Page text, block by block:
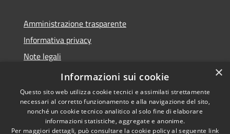
Amministrazione trasparente
Informativa privacy
Note legali
Dichiarazione di accessibilità
Copyright © 2026 • Comune di
×
Informazioni sui cookie
Questo sito web utilizza cookie tecnici e assimilati strettamente
necessari al corretto funzionamento e alla navigazione del sito,
nonché un cookie tecnico analitico al solo fine di elaborare
informazioni statistiche, aggregate e anonime.
Per maggiori dettagli, può consultare la cookie policy al seguente link